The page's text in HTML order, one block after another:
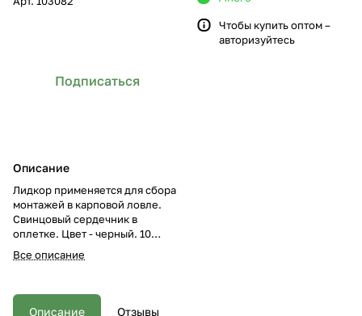
Подписаться
Описание
Лидкор применяется для сбора
монтажей в карповой ловле.
Свинцовый сердечник в
оплетке. Цвет - черный. 10
метров.
Все описание
Чтобы купить оптом –
авторизуйтесь
Описание Отзывы